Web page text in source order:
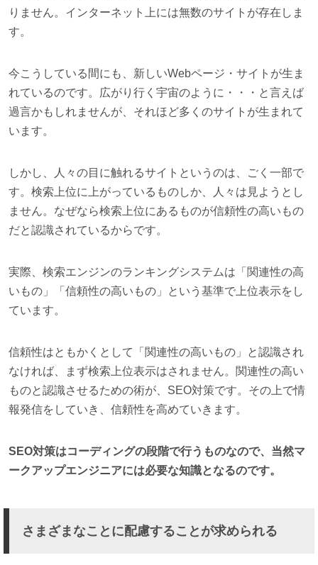
りません。インターネット上には無数のサイトが存在しま
す。
今こうしている間にも、新しいWebページ・サイトが生ま
れているのです。広がり行く宇宙のように・・・と言えば
過言かもしれませんが、それほど多くのサイトが生まれて
います。
しかし、人々の目に触れるサイトというのは、ごく一部で
す。検索上位に上がっているものしか、人々は見ようとし
ません。なぜなら検索上位にあるものが信頼性の高いもの
だと認識されているからです。
実際、検索エンジンのランキングシステムは「関連性の高
いもの」「信頼性の高いもの」という基準で上位表示をし
ています。
信頼性はともかくとして「関連性の高いもの」と認識され
なければ、まず検索上位表示はされません。関連性の高い
ものと認識させるための術が、SEO対策です。その上で情
報発信をしていき、信頼性を高めていきます。
SEO対策はコーディングの段階で行うものなので、当然マ
ークアップエンジニアには必要な知識となるのです。
さまざまなことに配慮することが求められる